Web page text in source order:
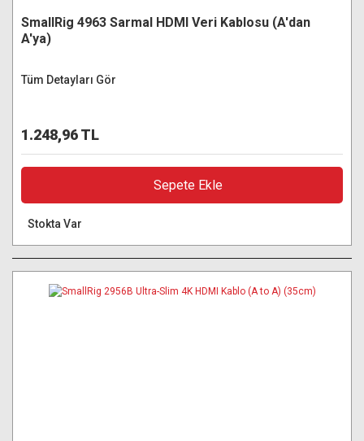
SmallRig 4963 Sarmal HDMI Veri Kablosu (A'dan
A'ya)
Tüm Detayları Gör
1.248,96 TL
Sepete Ekle
Stokta Var